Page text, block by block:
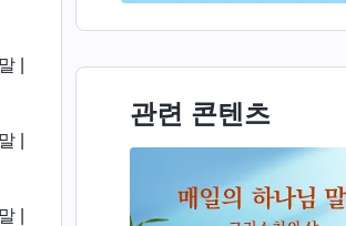
|
|
|
관련 콘텐츠